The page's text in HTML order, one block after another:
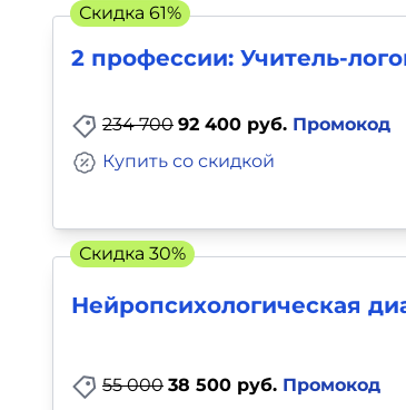
2 профессии: Учитель-
234 700 92 400 руб. Промокод
Купить со скидкой
Скидка 61%
Нейропсихологическая
55 000 38 500 руб. Промокод
Скидка 30%
Для детей
Психология и
Репетиторы
Тесты на